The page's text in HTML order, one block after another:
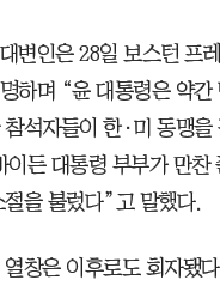
변인은 28일 보스턴 프
하며 “윤 대통령은 약간
석자들이 한·미 동맹을
든 대통령 부부가 만찬
을 불렀다”고 말했다.
창은 이후로도 회자됐